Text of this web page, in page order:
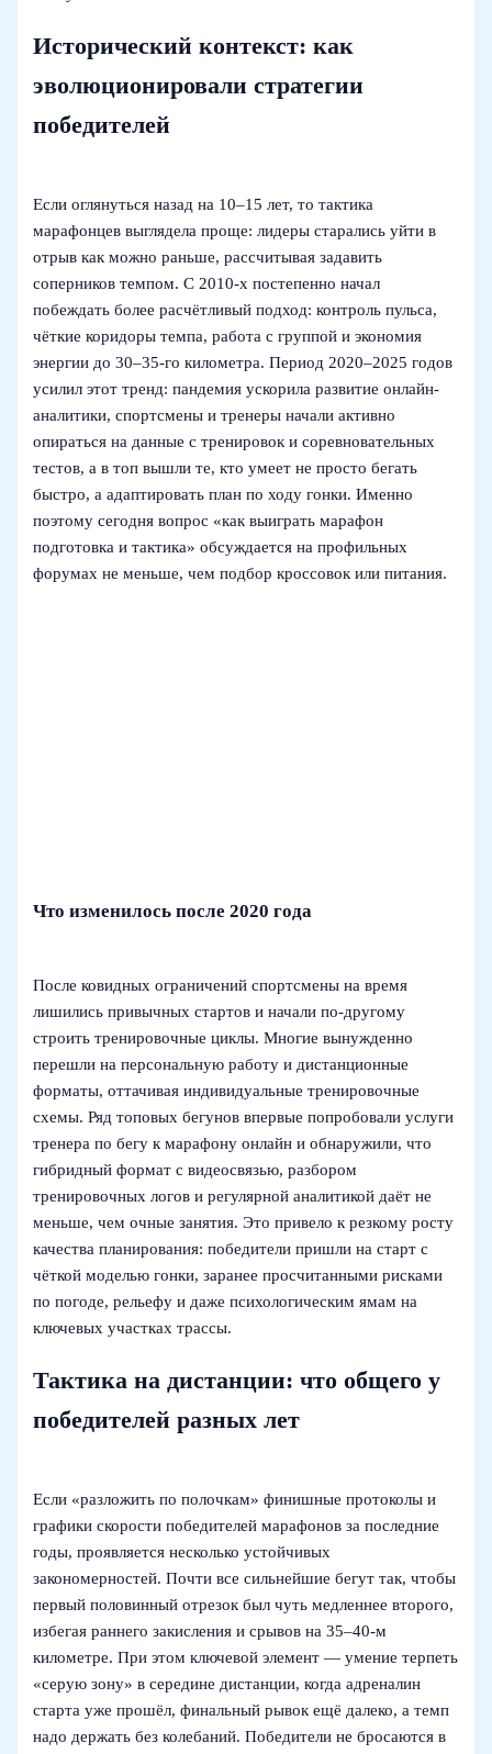
Исторический контекст: как
эволюционировали стратегии
победителей
Если оглянуться назад на 10–15 лет, то тактика
марафонцев выглядела проще: лидеры старались уйти в
отрыв как можно раньше, рассчитывая задавить
соперников темпом. С 2010-х постепенно начал
побеждать более расчётливый подход: контроль пульса,
чёткие коридоры темпа, работа с группой и экономия
энергии до 30–35-го километра. Период 2020–2025 годов
усилил этот тренд: пандемия ускорила развитие онлайн-
аналитики, спортсмены и тренеры начали активно
опираться на данные с тренировок и соревновательных
тестов, а в топ вышли те, кто умеет не просто бегать
быстро, а адаптировать план по ходу гонки. Именно
поэтому сегодня вопрос «как выиграть марафон
подготовка и тактика» обсуждается на профильных
форумах не меньше, чем подбор кроссовок или питания.
Что изменилось после 2020 года
После ковидных ограничений спортсмены на время
лишились привычных стартов и начали по-другому
строить тренировочные циклы. Многие вынужденно
перешли на персональную работу и дистанционные
форматы, оттачивая индивидуальные тренировочные
схемы. Ряд топовых бегунов впервые попробовали услуги
тренера по бегу к марафону онлайн и обнаружили, что
гибридный формат с видеосвязью, разбором
тренировочных логов и регулярной аналитикой даёт не
меньше, чем очные занятия. Это привело к резкому росту
качества планирования: победители пришли на старт с
чёткой моделью гонки, заранее просчитанными рисками
по погоде, рельефу и даже психологическим ямам на
ключевых участках трассы.
Тактика на дистанции: что общего у
победителей разных лет
Если «разложить по полочкам» финишные протоколы и
графики скорости победителей марафонов за последние
годы, проявляется несколько устойчивых
закономерностей. Почти все сильнейшие бегут так, чтобы
первый половинный отрезок был чуть медленнее второго,
избегая раннего закисления и срывов на 35–40-м
километре. При этом ключевой элемент — умение терпеть
«серую зону» в середине дистанции, когда адреналин
старта уже прошёл, финальный рывок ещё далеко, а темп
надо держать без колебаний. Победители не бросаются в